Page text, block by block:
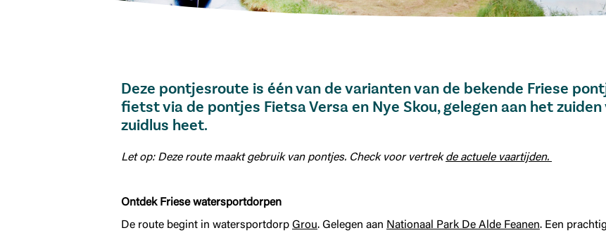
Deze pontjesroute is één van de varianten van de bekende Friese
fietst via de pontjes Fietsa Versa en Nye Skou, gelegen aan het
zuidlus heet.
Let op: Deze route maakt gebruik van pontjes. Check voor vertrekde actuele vaartijden.
Ontdek Friese watersportdorpen
De route begint in watersportdorp Grou. Gelegen aan Nationaal Park De Alde Feanen. Een